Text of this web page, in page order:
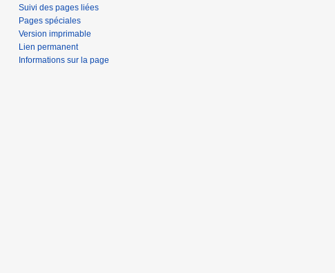
Suivi des pages liées
Pages spéciales
Version imprimable
Lien permanent
Informations sur la page